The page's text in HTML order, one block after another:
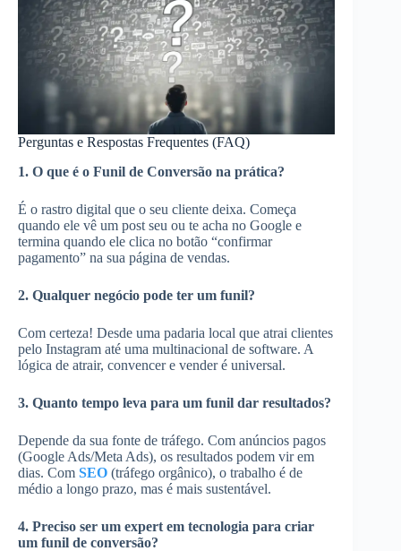
Perguntas e Respostas Frequentes (FAQ)
1. O que é o Funil de Conversão na prática?
É o rastro digital que o seu cliente deixa. Começa
quando ele vê um post seu ou te acha no Google e
termina quando ele clica no botão “confirmar
pagamento” na sua página de vendas.
2. Qualquer negócio pode ter um funil?
Com certeza! Desde uma padaria local que atrai clientes
pelo Instagram até uma multinacional de software. A
lógica de atrair, convencer e vender é universal.
3. Quanto tempo leva para um funil dar resultados?
Depende da sua fonte de tráfego. Com anúncios pagos
(Google Ads/Meta Ads), os resultados podem vir em
dias. Com SEO (tráfego orgânico), o trabalho é de
médio a longo prazo, mas é mais sustentável.
4. Preciso ser um expert em tecnologia para criar
um funil de conversão?